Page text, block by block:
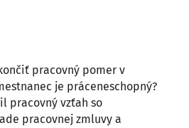
pracovný pomer v
je práceneschopný?
pracovný vzťah so
pracovnej zmluvy a